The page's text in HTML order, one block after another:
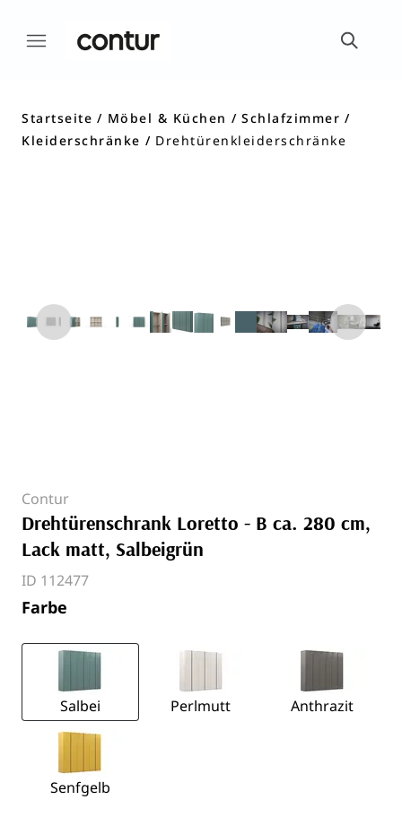
Startseite Möbel & Küchen
Schlafzimmer
Kleiderschränke
Drehtürenkleiderschränke
Contur
Drehtürenschrank Loretto - B ca. 280 cm,
Lack matt, Salbeigrün
ID 112477
Farbe
Salbei Perlmutt Anthrazit
Senfgelb